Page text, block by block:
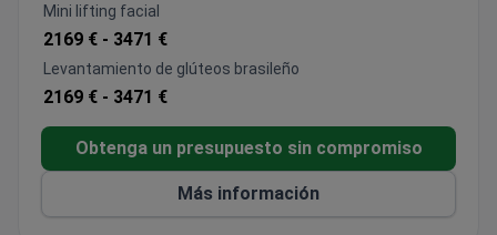
discuten durante la cita para los pasos inmediatos a
Mini lifting facial
2169 € - 3471 €
Levantamiento de glúteos brasileño
2169 € - 3471 €
Obtenga un presupuesto sin compromiso
Más información